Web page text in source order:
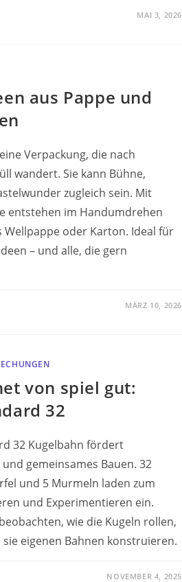
MAI 3, 2026
aus Pappe und
Verpackung, die nach
wandert. Sie kann Bühne,
zugleich sein. Mit
entstehen im Handumdrehen
Wellpappe oder Karton. Ideal für
– und alle, die gern
MÄRZ 10, 2026
von spiel gut:
32
32 Kugelbahn fördert
gemeinsames Bauen. 32
und 5 Murmeln laden zum
und Experimentieren ein.
wie die Kugeln rollen,
sie eigenen Bahnen konstruieren.
NOVEMBER 4, 2025